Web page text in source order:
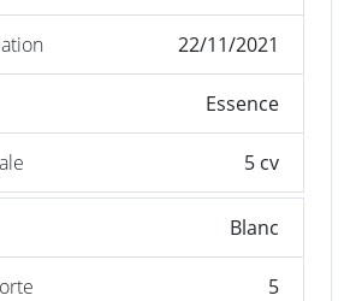
22/11/2021
Essence
5 cv
Blanc
5